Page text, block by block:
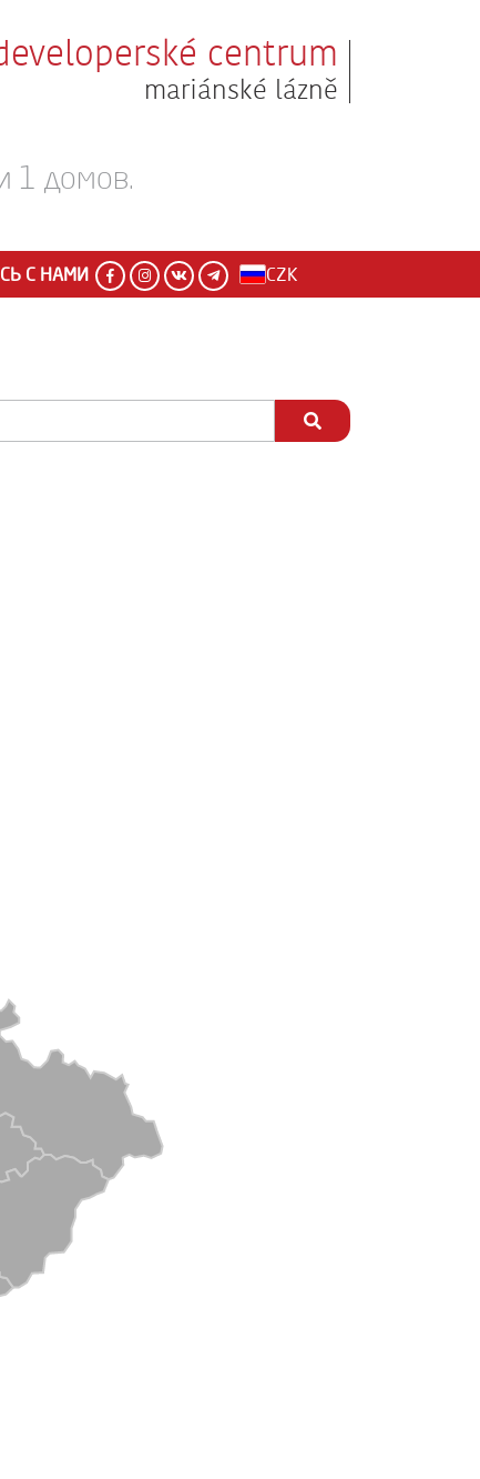
centrum
mariánské lázně
1 домов.
С НАМИ CZK